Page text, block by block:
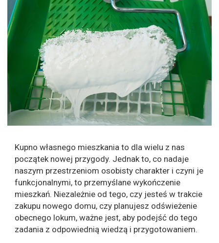
Kupno własnego mieszkania to dla wielu z nas
początek nowej przygody. Jednak to, co nadaje
naszym przestrzeniom osobisty charakter i czyni je
funkcjonalnymi, to przemyślane wykończenie
mieszkań. Niezależnie od tego, czy jesteś w trakcie
zakupu nowego domu, czy planujesz odświeżenie
obecnego lokum, ważne jest, aby podejść do tego
zadania z odpowiednią wiedzą i przygotowaniem.